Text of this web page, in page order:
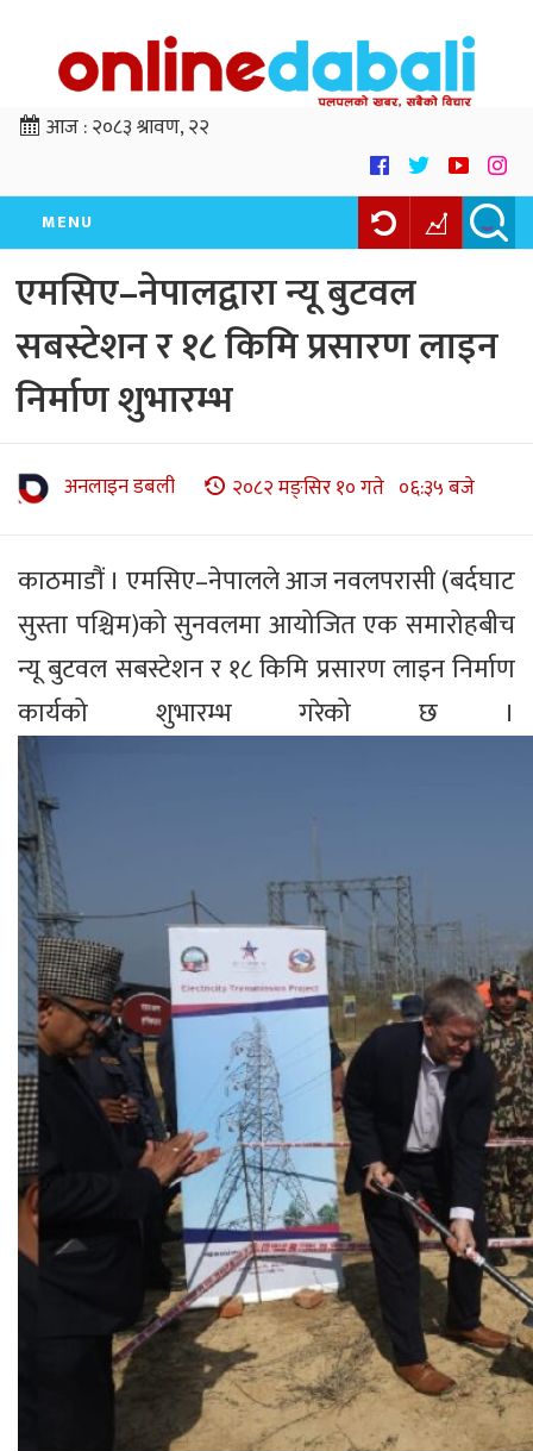
आज :२०८३ श्रावण, २२
MENU
एमसिए–नेपालद्वारा न्यू बुटवल
सबस्टेशन र १८ किमि प्रसारण लाइन
निर्माण शुभारम्भ
अनलाइन डबली २०८२ मङ्सिर १० गते ०६:३५ बजे
काठमाडौं । एमसिए–नेपालले आज नवलपरासी (बर्दघाट
सुस्ता पश्चिम)को सुनवलमा आयोजित एक समारोहबीच
न्यू बुटवल सबस्टेशन र १८ किमि प्रसारण लाइन निर्माण
कार्यको शुभारम्भ गरेको छ ।